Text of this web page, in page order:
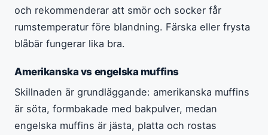
och rekommenderar att smör och socker får
rumstemperatur före blandning. Färska eller frysta
blåbär fungerar lika bra.
Amerikanska vs engelska muffins
Skillnaden är grundläggande: amerikanska muffins
är söta, formbakade med bakpulver, medan
engelska muffins är jästa, platta och rostas